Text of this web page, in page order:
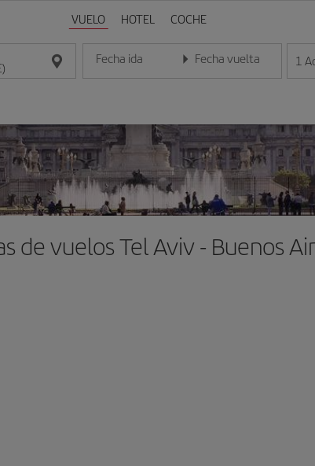
VUELO HOTEL COCHE
Fecha ida
Introduce la fecha en formato día/mes/año
Fecha vuelta
Introduce la fecha en 1
de vuelos Tel Aviv - Buenos